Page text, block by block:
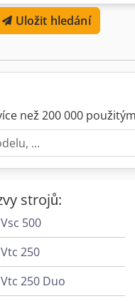
100/100mm
Hmotnost 460 kg
Uložit hledání
než 200 000
strojů:
500
250
250 Duo